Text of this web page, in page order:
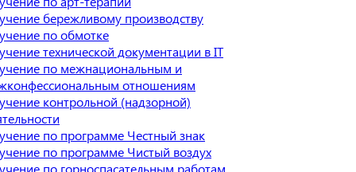
бережливому производству
по обмотке
технической документации в IT
по межнациональным и
отношениям
контрольной (надзорной)
по программе Честный знак
по программе Чистый воздух
по горноспасательным работам